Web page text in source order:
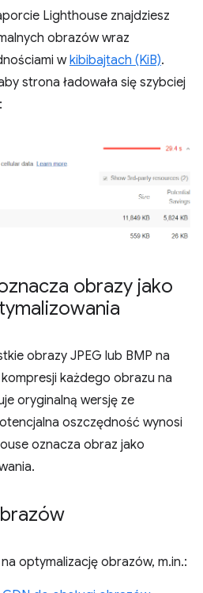
Lighthouse znajdziesz
obrazów wraz
wkibibajtach (KiB).
strona ładowała się szybciej
obrazy jako
obrazy JPEG lub BMP na
każdego obrazu na
oryginalną wersję ze
oszczędność wynosi
oznacza obraz jako
optymalizację obrazów, m.in.: